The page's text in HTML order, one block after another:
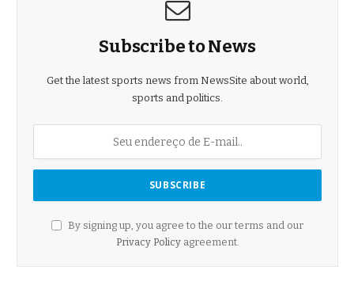
Subscribe to News
Get the latest sports news from NewsSite about world,
sports and politics.
By signing up, you agree to the our terms and our
Privacy Policyagreement.